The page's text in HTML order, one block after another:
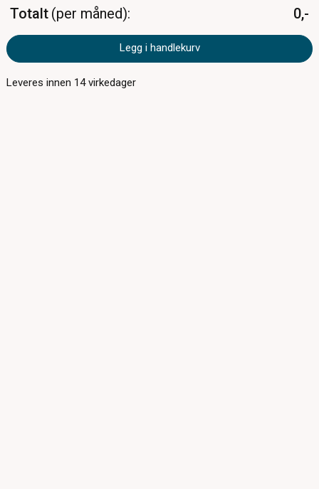
Totalt per måned 0,-
Legg i handlekurv
Leveres innen 14virkedager